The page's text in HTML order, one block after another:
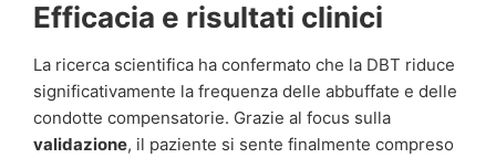
Efficacia e risultati clinici
La ricerca scientifica ha confermato che la DBT riduce
significativamente la frequenza delle abbuffate e delle
condotte compensatorie. Grazie al focus sulla
validazione, il paziente si sente finalmente compreso